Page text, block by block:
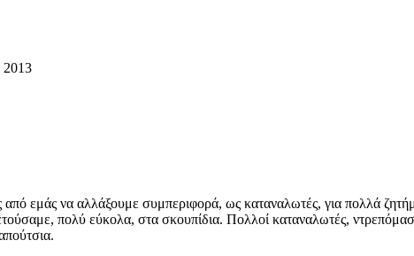
2013
εμάς να αλλάξουμε συμπεριφορά, ως καταναλωτές, για πολλά
πολύ εύκολα, στα σκουπίδια. Πολλοί καταναλωτές,